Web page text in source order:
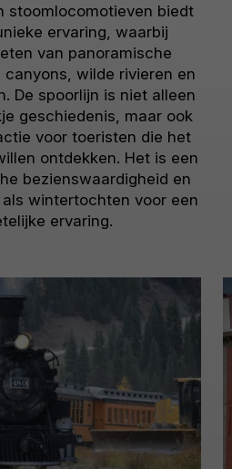
stoomlocomotieven biedt
ervaring, waarbij
van panoramische
wilde rivieren en
De spoorlijn is niet alleen
geschiedenis, maar ook
voor toeristen die het
ontdekken. Het is een
bezienswaardigheid en
wintertochten voor een
ervaring.